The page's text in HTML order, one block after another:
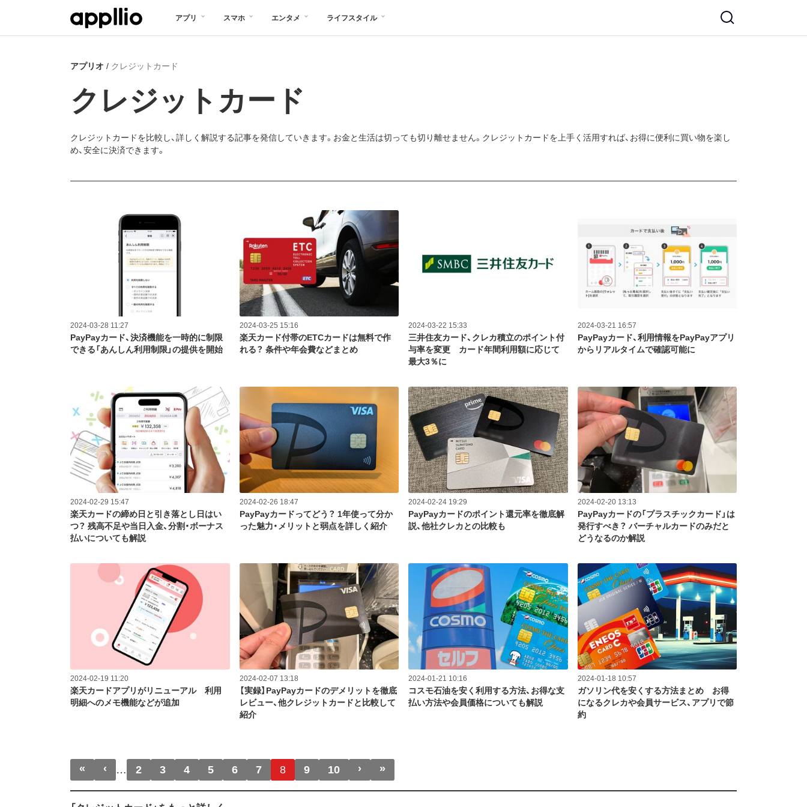
アプリ スマホ エンタメ ライフスタイル
アプリオ クレジットカード
クレジットカード
クレジットカードを比較し、詳しく解説する記事を発信していきます。お金と生活は切っても切り離せません。クレジットカードを上手く活用すれば、お得に便利に買い物を楽し
め、安全に決済できます。
2024-03-28 11:27
PayPayカード、決済機能を一時的に制限
できる「あんしん利用制限」の提供を開始
2024-03-25 15:16
楽天カード付帯のETCカードは無料で作
れる？ 条件や年会費などまとめ
2024-03-22 15:33
三井住友カード、クレカ積立のポイント付
与率を変更 カード年間利用額に応じて
最大3％に
2024-03-21 16:57
PayPayカード、利用情報をPayPayアプリ
からリアルタイムで確認可能に
2024-02-29 15:47
楽天カードの締め日と引き落とし日はい
つ？ 残高不足や当日入金、分割・ボーナス
払いについても解説
2024-02-26 18:47
PayPayカードってどう？ 1年使って分か
った魅力・メリットと弱点を詳しく紹介
2024-02-24 19:29
PayPayカードのポイント還元率を徹底解
説、他社クレカとの比較も
2024-02-20 13:13
PayPayカードの「プラスチックカード」は
発行すべき？ バーチャルカードのみだと
どうなるのか解説
2024-02-19 11:20
楽天カードアプリがリニューアル 利用
明細へのメモ機能などが追加
2024-02-07 13:18
【実録】PayPayカードのデメリットを徹底
レビュー、他クレジットカードと比較して
紹介
2024-01-21 10:16
コスモ石油を安く利用する方法、お得な支
払い方法や会員価格についても解説
2024-01-18 10:57
ガソリン代を安くする方法まとめ お得
になるクレカや会員サービス、アプリで節
約
ページ送り
« 先頭ページ
‹ 前ページ
… 2 3 4 5 6 7 8 9 10 › 次ページ
»最終ページ